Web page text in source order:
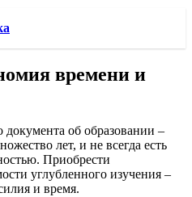
времени и
об образовании –
лет, и не всегда есть
Приобрести
углубленного изучения –
и время.